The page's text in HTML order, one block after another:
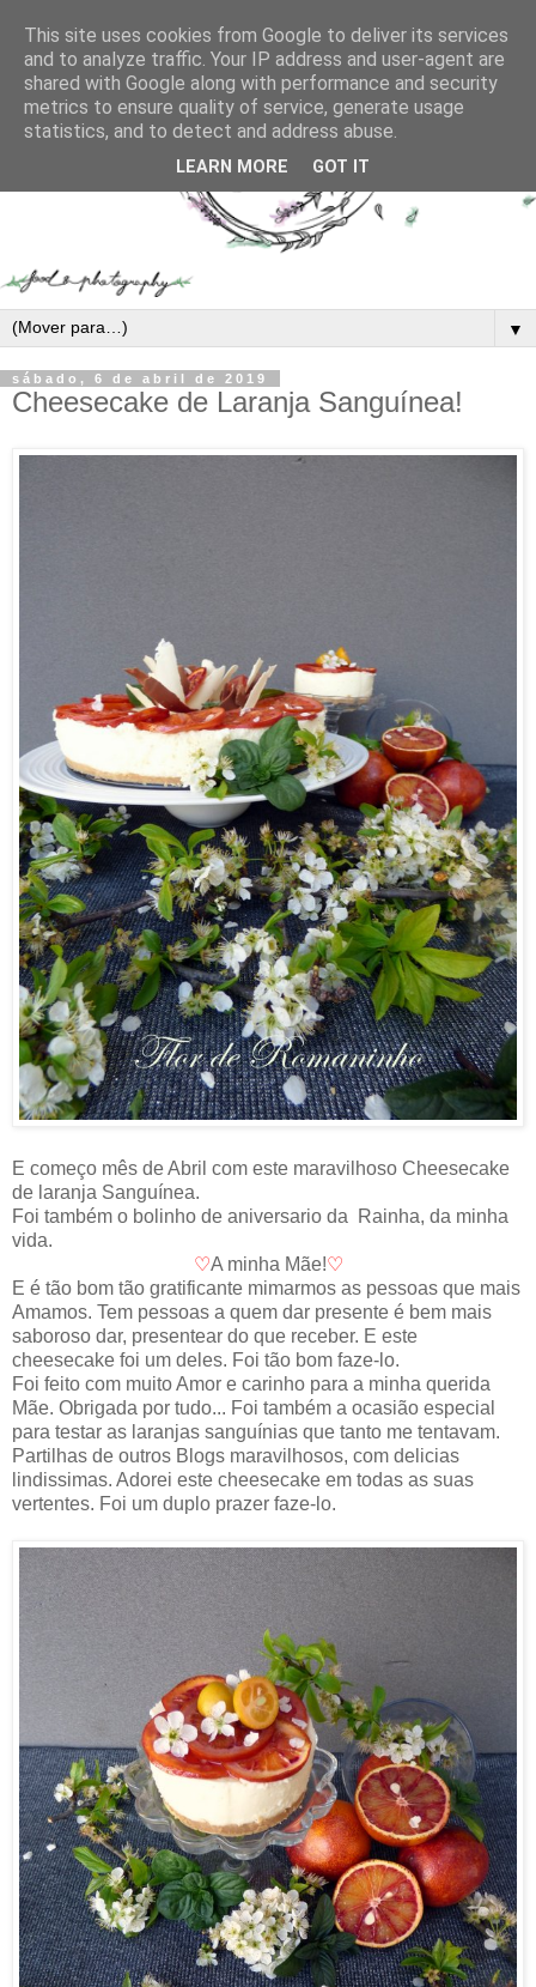
▼
sábado, 6 de abril de 2019
Cheesecake de Laranja Sanguínea!
E começo mês de Abril com este maravilhoso Cheesecake
de laranja Sanguínea.
Foi também o bolinho de aniversario da Rainha, da minha
vida.
♡A minha Mãe!♡
E é tão bom tão gratificante mimarmos as pessoas que mais
Amamos. Tem pessoas a quem dar presente é bem mais
saboroso dar, presentear do que receber. E este
cheesecake foi um deles. Foi tão bom faze-lo.
Foi feito com muito Amor e carinho para a minha querida
Mãe. Obrigada por tudo... Foi também a ocasião especial
para testar as laranjas sanguínias que tanto me tentavam.
Partilhas de outros Blogs maravilhosos, com delicias
lindissimas. Adorei este cheesecake em todas as suas
vertentes. Foi um duplo prazer faze-lo.
This site uses cookies from Google to deliver its services
and to analyze traffic. Your IP address and user-agent are
shared with Google along with performance and security
metrics to ensure quality of service, generate usage
statistics, and to detect and address abuse.
LEARN MORE GOT IT